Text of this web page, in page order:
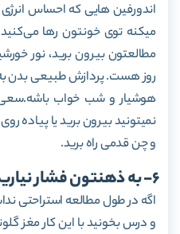
اندورفین هایی که احساس
میکنه توی خونتون رها
مطالعتون بیرون برید، نور
روز هست. پردازش طبیعی بدن
هوشیار و شب خواب
نمیتونید بیرون برید یا پیاده
و چن قدمی راه برید.
6- به ذهنتون فشار نیارید!
اگه در طول مطالعه استراحتی
و درس بخونید با این کار مغز